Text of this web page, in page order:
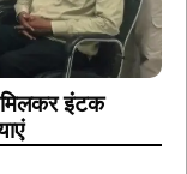
इंटक